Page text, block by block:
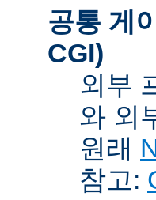
공통 게
CGI)
외부
와 외
원래
참고: